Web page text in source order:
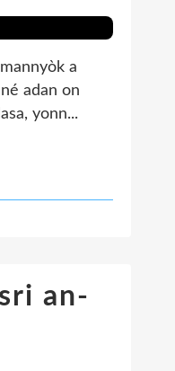
a
adan on
yonn...
an-